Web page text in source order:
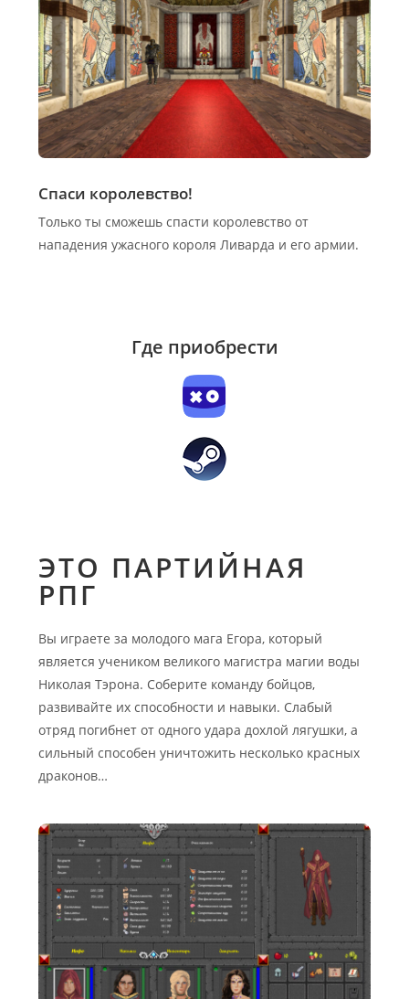
Спаси королевство!
Только ты сможешь спасти королевство от
нападения ужасного короля Ливарда и его армии.
Где приобрести
ЭТО ПАРТИЙНАЯ
РПГ
Вы играете за молодого мага Егора, который
является учеником великого магистра магии воды
Николая Тэрона. Соберите команду бойцов,
развивайте их способности и навыки. Слабый
отряд погибнет от одного удара дохлой лягушки, а
сильный способен уничтожить несколько красных
драконов…